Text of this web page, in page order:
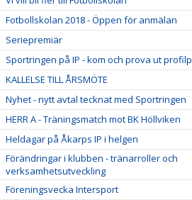
Fotbollskolan 2018 - Öppen för anmälan
Seriepremiär
Sportringen på IP - kom och prova ut
KALLELSE TILL ÅRSMÖTE
Nyhet - nytt avtal tecknat med Sportringen
HERR A - Träningsmatch mot BK Höllviken
Heldagar på Åkarps IP i helgen
Förändringar i klubben - tränarroller och
verksamhetsutveckling
Föreningsvecka Intersport